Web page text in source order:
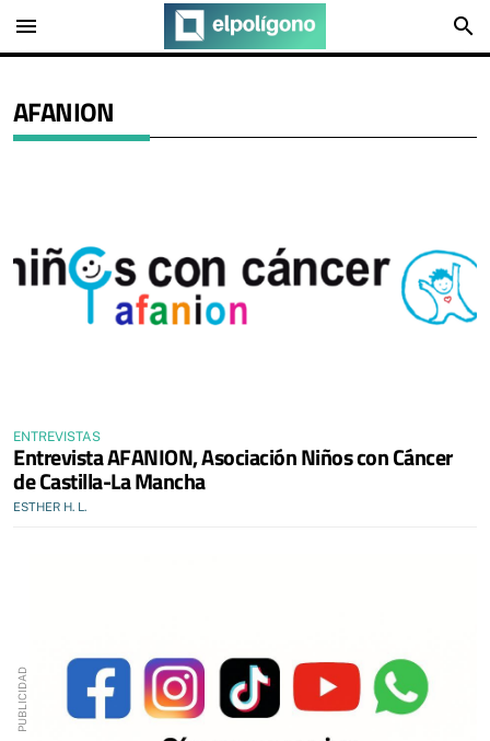
menu search
AFANION
ENTREVISTAS
Entrevista AFANION, Asociación Niños con Cáncer
de Castilla-La Mancha
ESTHER H. L.